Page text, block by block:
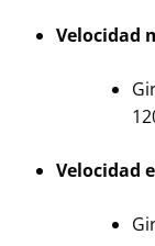
Velocidad
Velocidad